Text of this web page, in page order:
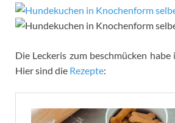
Die Leckeris zum beschmücken habe
Hier sind die Rezepte: